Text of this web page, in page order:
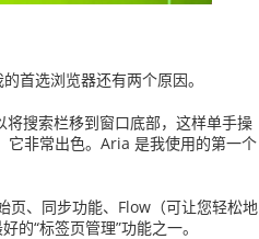
首选浏览器还有两个原因。
搜索栏移到窗口底部，这样单手操
非常出色。Aria 是我使用的第一个
页、同步功能、Flow（可让您轻松地
的“标签页管理”功能之一。